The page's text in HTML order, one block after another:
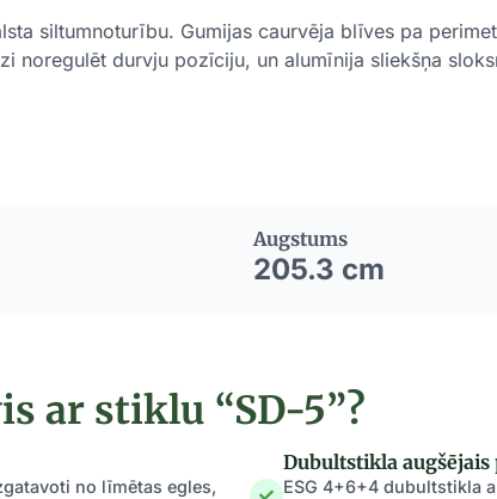
siltumnoturību. Gumijas caurvēja blīves pa
noregulēt durvju pozīciju, un alumīnija sliekšņa
Augstums
205.3 cm
ar stiklu “SD-5”?
no līmētas egles,
Dubultstikla augšējais
ESG 4+6+4 dubultstikla